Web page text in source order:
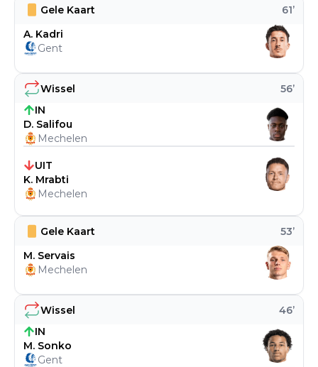
Wissel 46’
IN
M. Sonko
Gent
Gele Kaart 53’
M. Servais
Mechelen
Wissel 56’
IN
D. Salifou
Mechelen
UIT
K. Mrabti
Mechelen
Gele Kaart 61’
A. Kadri
Gent